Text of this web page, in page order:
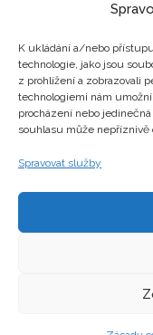
K ukládání a/nebo
technologie, jako jsou
z prohlížení a zobrazovali
technologiemi nám
procházení nebo
souhlasu může
Spravovat služby
Zajímavosti
Kontakty
Copyright ©